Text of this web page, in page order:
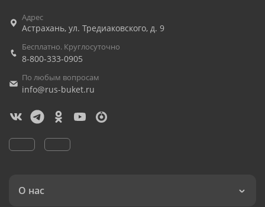
Адрес
Астрахань, ул. Тредиаковского, д. 9
Бесплатно. Круглосуточно
8-800-333-0905
По любым вопросам
info@rus-buket.ru
О нас